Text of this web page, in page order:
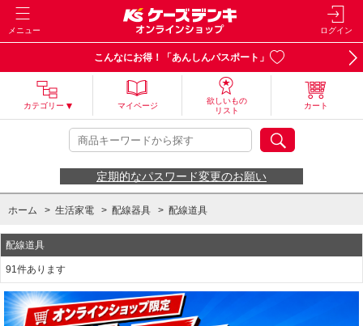
メニュー ログイン
こんなにお得！「あんしんパスポート」
カテゴリー マイページ
欲しいもの
リスト
カート
定期的なパスワード変更のお願い
ホーム > 生活家電 > 配線器具 > 配線道具
配線道具
91件あります